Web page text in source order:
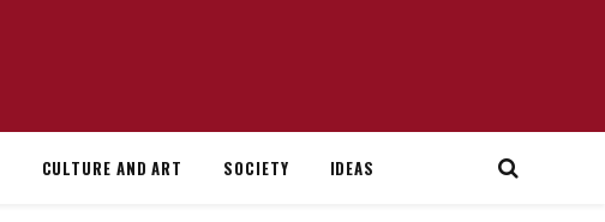
CULTURE AND ART SOCIETY IDEAS